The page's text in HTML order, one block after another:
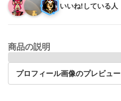
いいね!している人
商品の説明
プロフィール画像のプレビュー